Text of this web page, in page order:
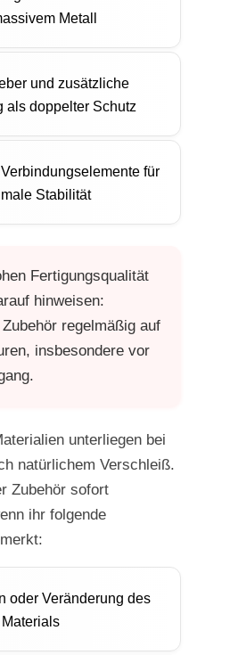
Metall
und zusätzliche
als doppelter Schutz
für
Stabilität
Fertigungsqualität
hinweisen:
regelmäßig auf
insbesondere vor
unterliegen bei
natürlichem Verschleiß.
Zubehör sofort
ihr folgende
oder Veränderung des
Materials